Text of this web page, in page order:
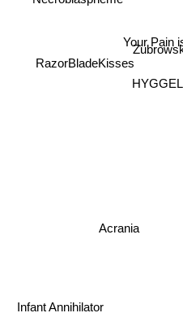
RazorBladeKisses
Infant Annihilator
Acrania
Your Pain